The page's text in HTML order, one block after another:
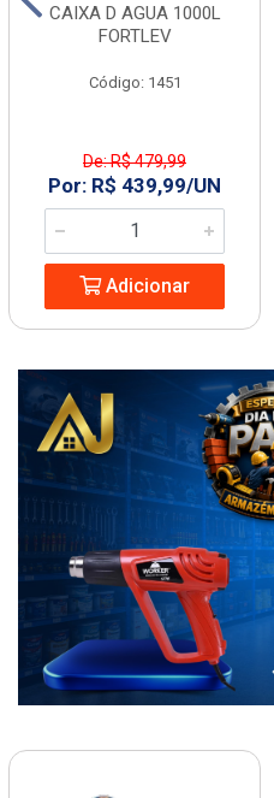
CAIXA D AGUA 1000L
FORTLEV
Código: 1451
De: R$ 479,99
Por: R$ 439,99/UN
Adicionar